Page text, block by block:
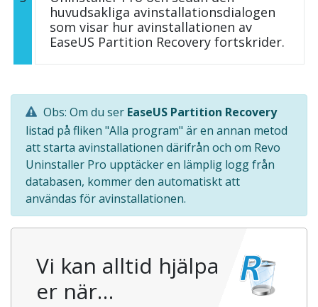
huvudsakliga avinstallationsdialogen
som visar hur avinstallationen av
EaseUS Partition Recovery fortskrider.
Obs: Om du ser EaseUS Partition Recovery
listad på fliken "Alla program" är en annan metod
att starta avinstallationen därifrån och om Revo
Uninstaller Pro upptäcker en lämplig logg från
databasen, kommer den automatiskt att
användas för avinstallationen.
Vi kan alltid hjälpa
er när…